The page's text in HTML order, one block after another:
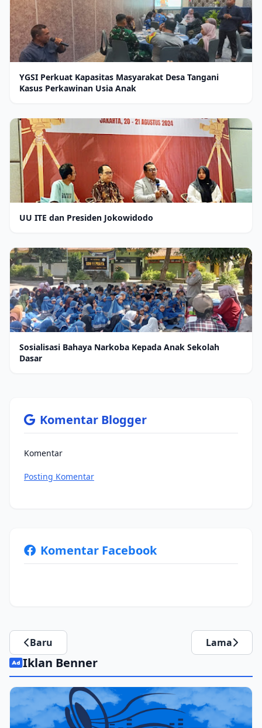
YGSI Perkuat Kapasitas Masyarakat Desa Tangani
Kasus Perkawinan Usia Anak
UU ITE dan Presiden Jokowidodo
Sosialisasi Bahaya Narkoba Kepada Anak Sekolah
Dasar
Komentar Blogger
Komentar
Posting Komentar
Komentar Facebook
Baru Lama
Iklan Benner